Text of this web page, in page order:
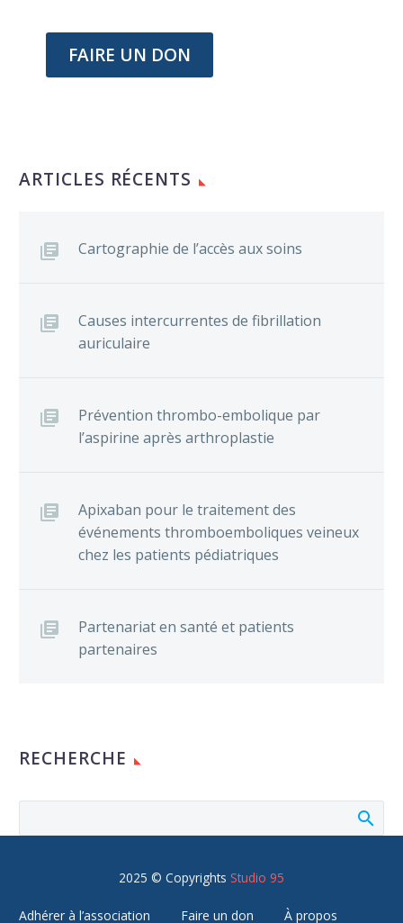
FAIRE UN DON
ARTICLES RÉCENTS
Cartographie de l’accès aux soins
Causes intercurrentes de fibrillation
auriculaire
Prévention thrombo-embolique par
l’aspirine après arthroplastie
Apixaban pour le traitement des
événements thromboemboliques veineux
chez les patients pédiatriques
Partenariat en santé et patients
partenaires
RECHERCHE
2025 © Copyrights Studio 95
Adhérer à l’association Faire un don À propos